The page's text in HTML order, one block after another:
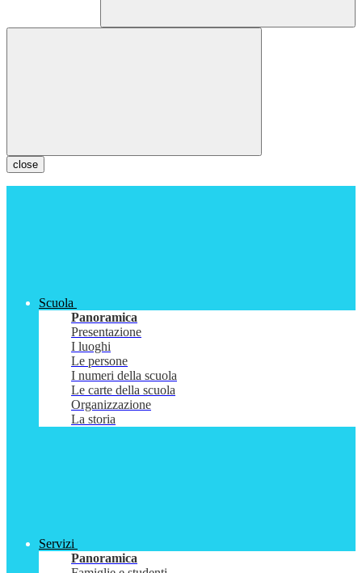
close
Scuola
Panoramica
Presentazione
I luoghi
Le persone
I numeri della scuola
Le carte della scuola
Organizzazione
La storia
Servizi
Panoramica